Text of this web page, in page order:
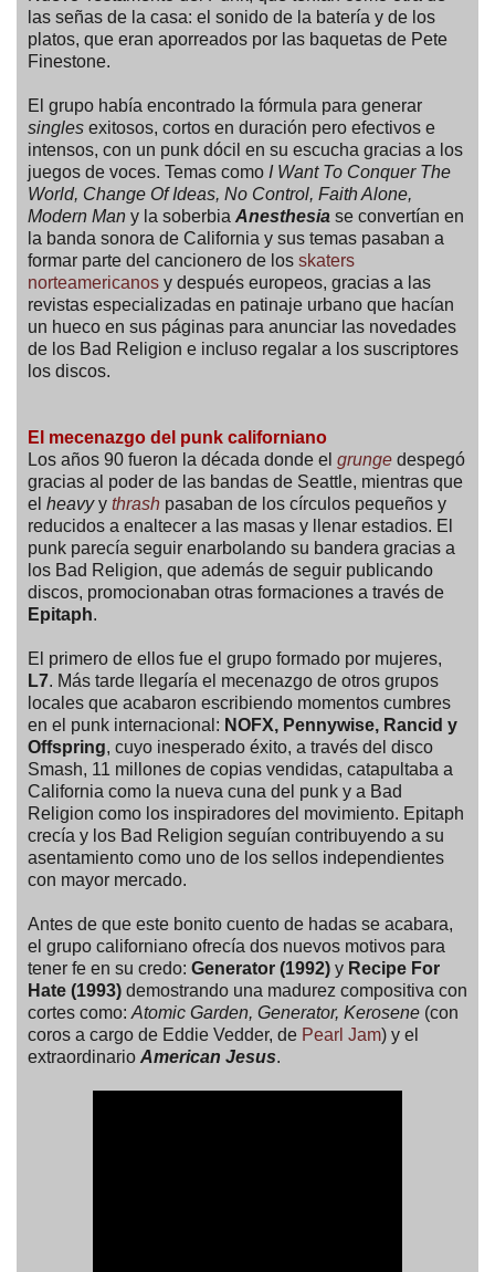
las señas de la casa: el sonido de la batería y de los
platos, que eran aporreados por las baquetas de Pete
Finestone.
El grupo había encontrado la fórmula para generar
singles exitosos, cortos en duración pero efectivos e
intensos, con un punk dócil en su escucha gracias a los
juegos de voces. Temas como I Want To Conquer The
World, Change Of Ideas, No Control, Faith Alone,
Modern Man y la soberbia Anesthesia se convertían en
la banda sonora de California y sus temas pasaban a
formar parte del cancionero de los skaters
norteamericanos y después europeos, gracias a las
revistas especializadas en patinaje urbano que hacían
un hueco en sus páginas para anunciar las novedades
de los Bad Religion e incluso regalar a los suscriptores
los discos.
El mecenazgo del punk californiano
Los años 90 fueron la década donde el grunge despegó
gracias al poder de las bandas de Seattle, mientras que
el heavyy thrash pasaban de los círculos pequeños y
reducidos a enaltecer a las masas y llenar estadios. El
punk parecía seguir enarbolando su bandera gracias a
los Bad Religion, que además de seguir publicando
discos, promocionaban otras formaciones a través de
Epitaph.
El primero de ellos fue el grupo formado por mujeres,
L7. Más tarde llegaría el mecenazgo de otros grupos
locales que acabaron escribiendo momentos cumbres
en el punk internacional: NOFX, Pennywise, Rancid y
Offspring, cuyo inesperado éxito, a través del disco
Smash, 11 millones de copias vendidas, catapultaba a
California como la nueva cuna del punk y a Bad
Religion como los inspiradores del movimiento. Epitaph
crecía y los Bad Religion seguían contribuyendo a su
asentamiento como uno de los sellos independientes
con mayor mercado.
Antes de que este bonito cuento de hadas se acabara,
el grupo californiano ofrecía dos nuevos motivos para
tener fe en su credo: Generator (1992) y Recipe For
Hate (1993) demostrando una madurez compositiva con
cortes como: Atomic Garden, Generator, Kerosene (con
coros a cargo de Eddie Vedder, de Pearl Jam) y el
extraordinario American Jesus.